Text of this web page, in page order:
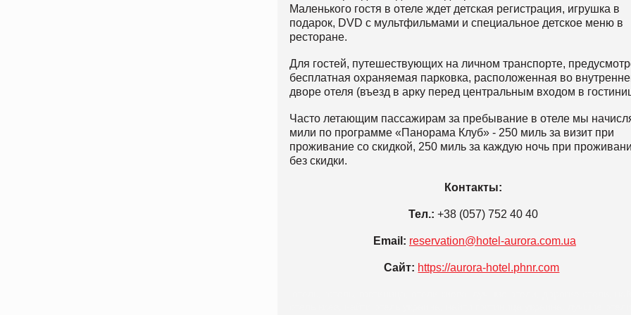
Маленького гостя в отеле ждет детская регистрация, игрушка в
подарок, DVD с мультфильмами и специальное детское меню в
ресторане.
Для гостей, путешествующих на личном транспорте,
бесплатная охраняемая парковка, расположенная во
дворе отеля (въезд в арку перед центральным входом в
Часто летающим пассажирам за пребывание в отеле мы
мили по программе «Панорама Клуб» - 250 миль за визит при
проживание со скидкой, 250 миль за каждую ночь при
без скидки.
Контакты:
Тел.: +38 (057) 752 40 40
Email: reservation@hotel-aurora.com.ua
Сайт: https://aurora-hotel.phnr.com